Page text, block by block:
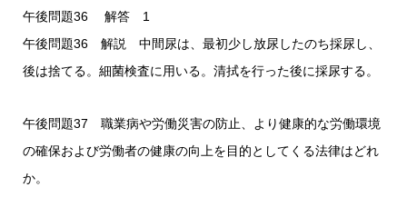
午後問題36 解答 1
午後問題36 解説 中間尿は、最初少し放尿したのち採尿し、
後は捨てる。細菌検査に用いる。清拭を行った後に採尿する。
午後問題37 職業病や労働災害の防止、より健康的な労働環境
の確保および労働者の健康の向上を目的としてくる法律はどれ
か。